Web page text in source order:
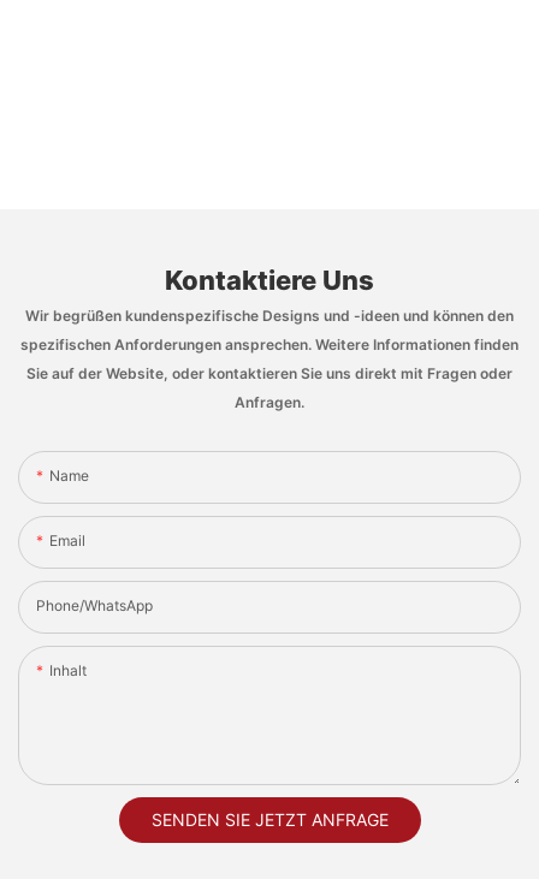
Kontaktiere Uns
Wir begrüßen kundenspezifische Designs und -ideen und können den
spezifischen Anforderungen ansprechen. Weitere Informationen finden
Sie auf der Website, oder kontaktieren Sie uns direkt mit Fragen oder
Anfragen.
Name
Email
Phone/whatsApp
Inhalt
SENDEN SIE JETZT ANFRAGE